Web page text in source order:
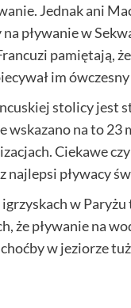
Jednak ani
pływanie w
pamiętają,
im
stolicy jest
wskazano na to
Ciekawe
najlepsi pływacy
w
że pływanie na
w jeziorze